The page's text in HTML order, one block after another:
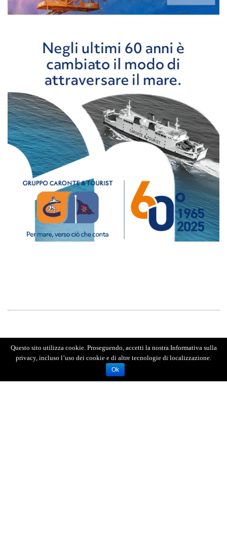
Questo sito utilizza cookie. Proseguendo, accetti la nostra Informativa sulla
privacy, incluso l’uso dei cookie e di altre tecnologie di localizzazione.
Ok